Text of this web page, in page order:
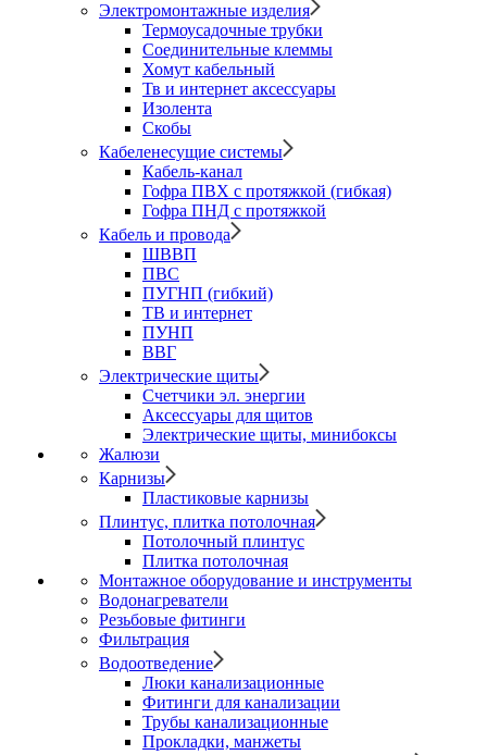
Электромонтажные изделия
Термоусадочные трубки
Соединительные клеммы
Хомут кабельный
Тв и интернет аксессуары
Изолента
Скобы
Кабеленесущие системы
Кабель-канал
Гофра ПВХ с протяжкой (гибкая)
Гофра ПНД с протяжкой
Кабель и провода
ШВВП
ПВС
ПУГНП (гибкий)
ТВ и интернет
ПУНП
ВВГ
Электрические щиты
Счетчики эл. энергии
Аксессуары для щитов
Электрические щиты, минибоксы
Жалюзи
Карнизы
Пластиковые карнизы
Плинтус, плитка потолочная
Потолочный плинтус
Плитка потолочная
Монтажное оборудование и инструменты
Водонагреватели
Резьбовые фитинги
Фильтрация
Водоотведение
Люки канализационные
Фитинги для канализации
Трубы канализационные
Прокладки, манжеты